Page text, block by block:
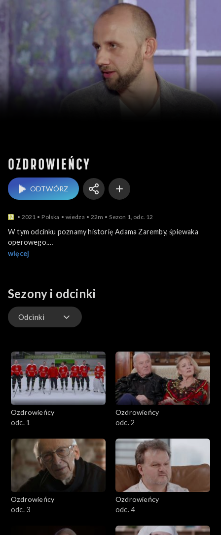
Ozdrowieńcy
ODTWÓRZ
2021 Polska wiedza 22m Sezon 1, odc. 12
W tym odcinku poznamy historię Adama Zaremby, śpiewaka
operowego.
Jego pierwszy angaż w Warszawskiej Operze Kameralnej stanął
więcej
Sezony i odcinki
Odcinki
Ozdrowieńcy
odc. 1
Ozdrowieńcy
odc. 2
Ozdrowieńcy
odc. 3
Ozdrowieńcy
odc. 4